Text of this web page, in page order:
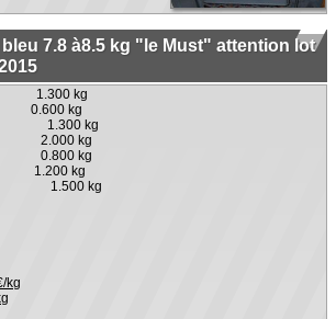
7.8 à8.5 kg "le Must" attention lot
kg
0.600 kg
1.300 kg
kg
kg
kg
1.500 kg
kg